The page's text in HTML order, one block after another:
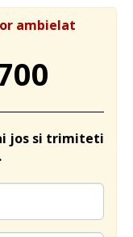
ambielat
jos si trimiteti